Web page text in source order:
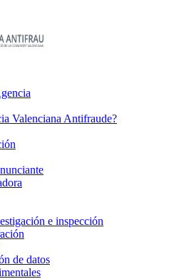
Valenciana Antifraude?
e inspección
de datos